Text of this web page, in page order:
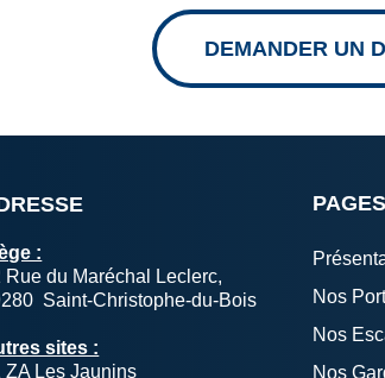
DEMANDER UN
:
Rue du Maréchal Leclerc,
Saint-Christophe-du-Bois
sites :
ZA Les Jaunins
PAGES
Nos
Nos
Nos